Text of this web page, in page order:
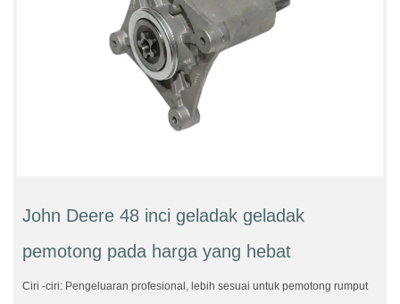
John Deere 48 inci geladak geladak
pemotong pada harga yang hebat
Ciri -ciri: Pengeluaran profesional, lebih sesuai untuk pemotong rumput